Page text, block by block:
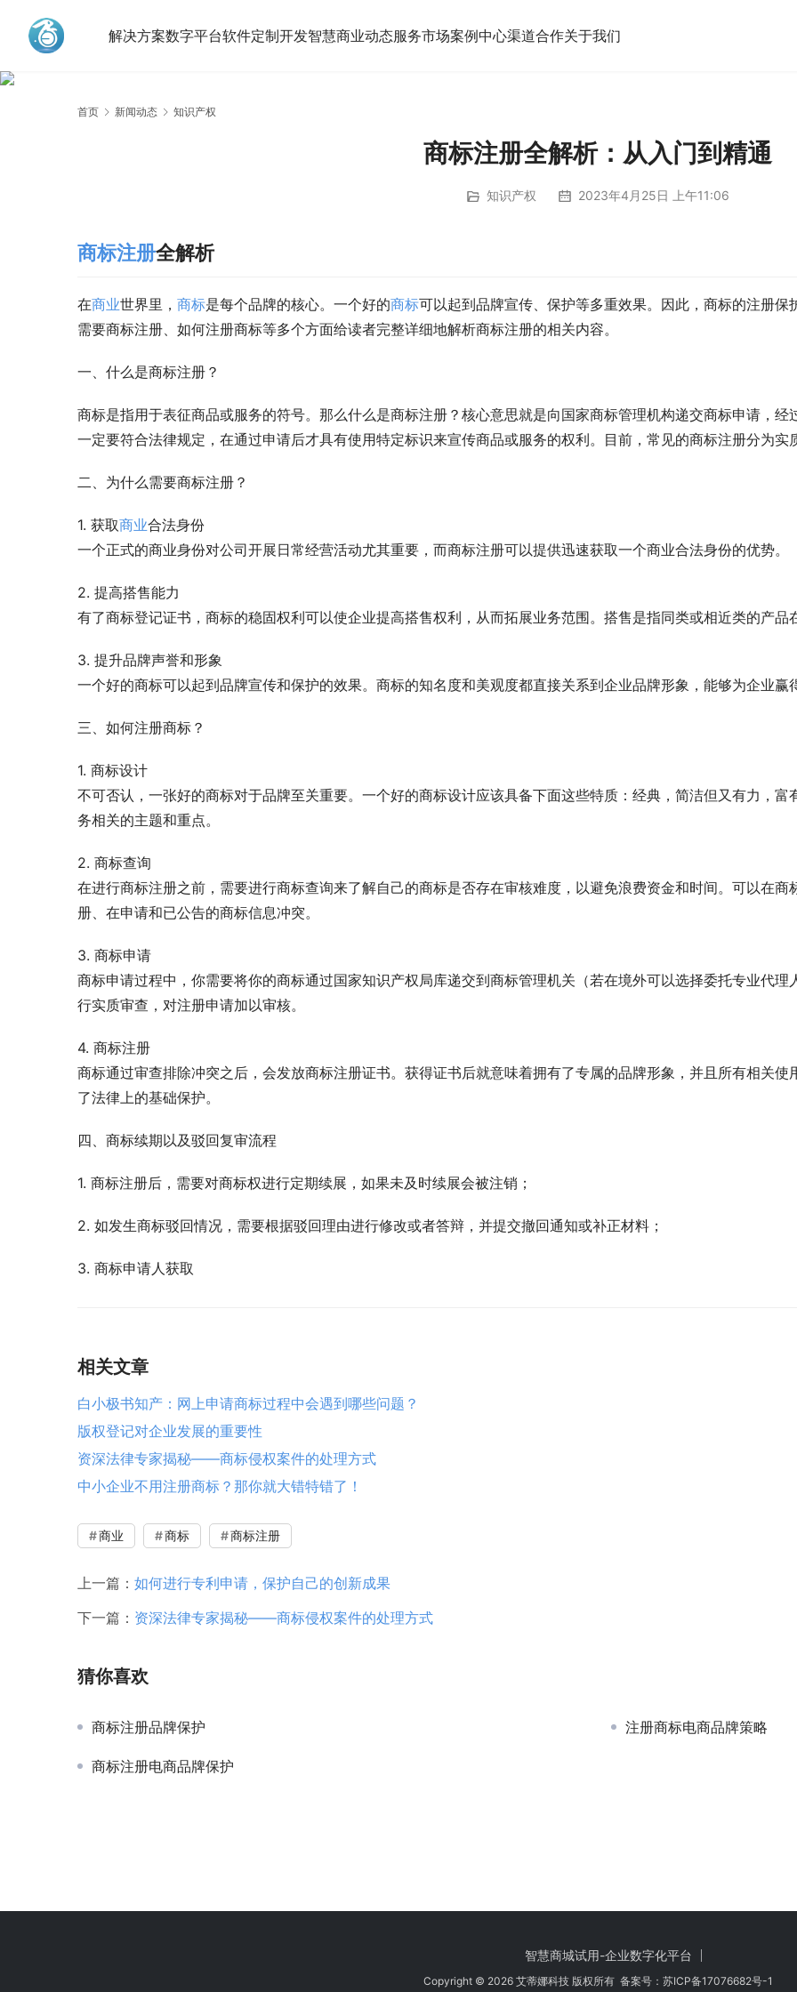
解决方案数字平台软件定制开发智慧商业动态服务市场案例中心渠道合作关于我们
首页 新闻动态 知识产权
商标注册全解析：从入门到精通
知识产权 2023年4月25日 上午11:06
商标注册全解析
在商业世界里， 商标是每个品牌的核心。一个好的商标可以起到品牌宣传、保护等多重效果。因此，商标的注册保
需要商标注册、如何注册商标等多个方面给读者完整详细地解析商标注册的相关内容。
一、什么是商标注册？
商标是指用于表征商品或服务的符号。那么什么是商标注册？核心意思就是向国家商标管理机构递交商标申请，
一定要符合法律规定，在通过申请后才具有使用特定标识来宣传商品或服务的权利。目前，常见的商标注册分为实
二、为什么需要商标注册？
1. 获取商业合法身份
一个正式的商业身份对公司开展日常经营活动尤其重要，而商标注册可以提供迅速获取一个商业合法身份的优势。
2. 提高搭售能力
有了商标登记证书，商标的稳固权利可以使企业提高搭售权利，从而拓展业务范围。搭售是指同类或相近类的产品
3. 提升品牌声誉和形象
一个好的商标可以起到品牌宣传和保护的效果。商标的知名度和美观度都直接关系到企业品牌形象，能够为企业赢
三、如何注册商标？
1. 商标设计
不可否认，一张好的商标对于品牌至关重要。一个好的商标设计应该具备下面这些特质：经典，简洁但又有力，
务相关的主题和重点。
2. 商标查询
在进行商标注册之前，需要进行商标查询来了解自己的商标是否存在审核难度，以避免浪费资金和时间。可以在
册、在申请和已公告的商标信息冲突。
3. 商标申请
商标申请过程中，你需要将你的商标通过国家知识产权局库递交到商标管理机关（若在境外可以选择委托专业代
行实质审查，对注册申请加以审核。
4. 商标注册
商标通过审查排除冲突之后，会发放商标注册证书。获得证书后就意味着拥有了专属的品牌形象，并且所有相关
了法律上的基础保护。
四、商标续期以及驳回复审流程
1. 商标注册后，需要对商标权进行定期续展，如果未及时续展会被注销；
2. 如发生商标驳回情况，需要根据驳回理由进行修改或者答辩，并提交撤回通知或补正材料；
3. 商标申请人获取
相关文章
白小极书知产：网上申请商标过程中会遇到哪些问题？
版权登记对企业发展的重要性
资深法律专家揭秘——商标侵权案件的处理方式
中小企业不用注册商标？那你就大错特错了！
商业 商标 商标注册
上一篇： 如何进行专利申请，保护自己的创新成果
下一篇： 资深法律专家揭秘——商标侵权案件的处理方式
猜你喜欢
商标注册品牌保护 注册商标电商品牌策略
商标注册电商品牌保护
智慧商城试用-企业数字化平台
Copyright © 2026 艾蒂娜科技 版权所有 备案号： 苏ICP备17076682号-1